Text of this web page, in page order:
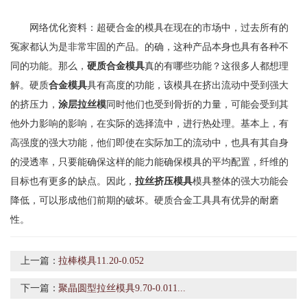
网络优化资料：超硬合金的模具在现在的市场中，过去所有的
冤家都认为是非常牢固的产品。的确，这种产品本身也具有各种不
同的功能。那么， 硬质合金模具真的有哪些功能？这很多人都想理
解。硬质合金模具具有高度的功能，该模具在挤出流动中受到强大
的挤压力， 涂层拉丝模 同时他们也受到骨折的力量，可能会受到其
他外力影响的影响，在实际的选择流中，进行热处理。基本上，有
高强度的强大功能，他们即使在实际加工的流动中，也具有其自身
的浸透率，只要能确保这样的能力能确保模具的平均配置，纤维的
目标也有更多的缺点。因此， 拉丝挤压模具模具整体的强大功能会
降低，可以形成他们前期的破坏。硬质合金工具具有优异的耐磨
性。
上一篇：拉棒模具11.20-0.052
下一篇：聚晶圆型拉丝模具9.70-0.011...